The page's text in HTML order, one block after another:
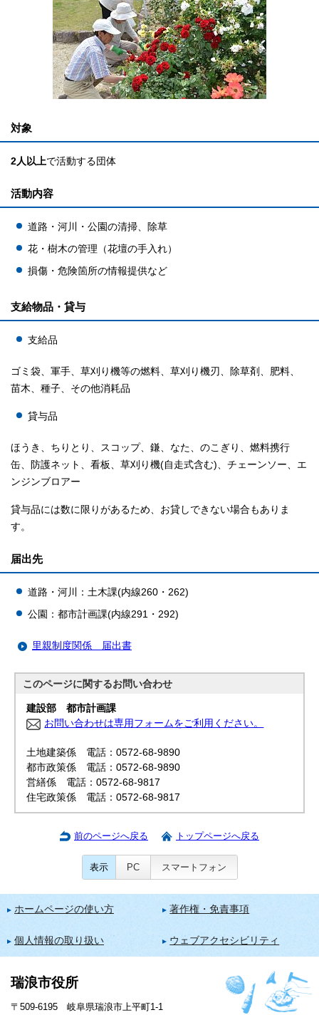
対象
2人以上で活動する団体
活動内容
道路・河川・公園の清掃、除草
花・樹木の管理（花壇の手入れ）
損傷・危険箇所の情報提供など
支給物品・貸与
支給品
ゴミ袋、軍手、草刈り機等の燃料、草刈り機刃、除草剤、肥料、
苗木、種子、その他消耗品
貸与品
ほうき、ちりとり、スコップ、鎌、なた、のこぎり、燃料携行
缶、防護ネット、看板、草刈り機(自走式含む)、チェーンソー、エ
ンジンブロアー
貸与品には数に限りがあるため、お貸しできない場合もありま
す。
届出先
道路・河川：土木課(内線260・262)
公園：都市計画課(内線291・292)
里親制度関係 届出書
このページに関するお問い合わせ
建設部 都市計画課
お問い合わせは専用フォームをご利用ください。
土地建築係 電話：0572-68-9890
都市政策係 電話：0572-68-9890
営繕係 電話：0572-68-9817
住宅政策係 電話：0572-68-9817
前のページへ戻る トップページへ戻る
表示 PC スマートフォン
ホームページの使い方 著作権・免責事項
個人情報の取り扱い ウェブアクセシビリティ
瑞浪市役所
〒509-6195 岐阜県瑞浪市上平町1-1